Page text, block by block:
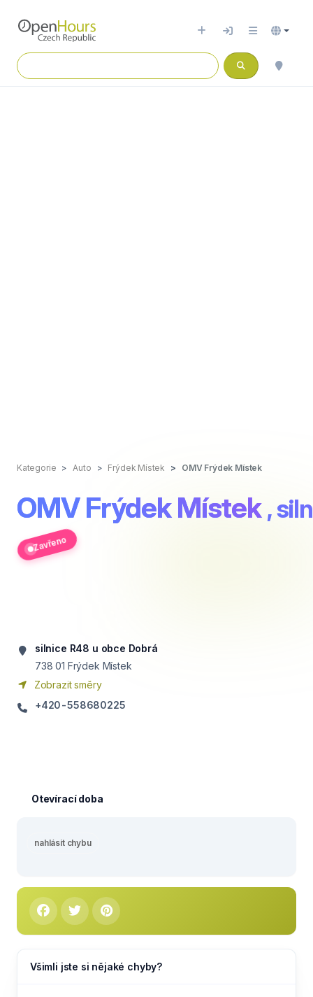
Kategorie Auto Frýdek Místek OMV Frýdek Místek
OMV Frýdek Místek ,
Zavřeno
silnice R48 u obce Dobrá
738 01 Frýdek Místek
Zobrazit směry
+420-558680225
Otevírací doba
nahlásit chybu
Všimli jste si nějaké chyby?